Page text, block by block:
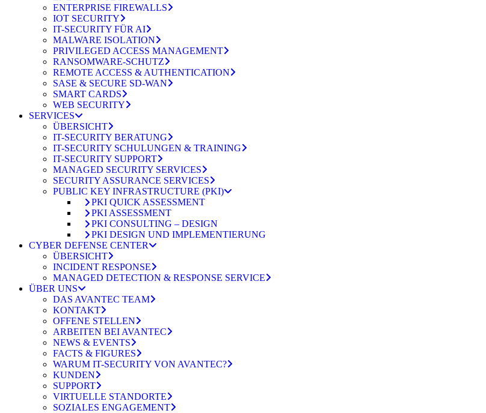
ENTERPRISE FIREWALLS
IOT SECURITY
IT-SECURITY FÜR AI
MALWARE ISOLATION
PRIVILEGED ACCESS MANAGEMENT
RANSOMWARE-SCHUTZ
REMOTE ACCESS & AUTHENTICATION
SASE & SECURE SD-WAN
SMART CARDS
WEB SECURITY
SERVICES
ÜBERSICHT
IT-SECURITY BERATUNG
IT-SECURITY SCHULUNGEN & TRAINING
IT-SECURITY SUPPORT
MANAGED SECURITY SERVICES
SECURITY ASSURANCE SERVICES
PUBLIC KEY INFRASTRUCTURE (PKI)
PKI QUICK ASSESSMENT
PKI ASSESSMENT
PKI CONSULTING – DESIGN
PKI DESIGN UND IMPLEMENTIERUNG
CYBER DEFENSE CENTER
ÜBERSICHT
INCIDENT RESPONSE
MANAGED DETECTION & RESPONSE SERVICE
ÜBER UNS
DAS AVANTEC TEAM
KONTAKT
OFFENE STELLEN
ARBEITEN BEI AVANTEC
NEWS & EVENTS
FACTS & FIGURES
WARUM IT-SECURITY VON AVANTEC?
KUNDEN
SUPPORT
VIRTUELLE STANDORTE
SOZIALES ENGAGEMENT